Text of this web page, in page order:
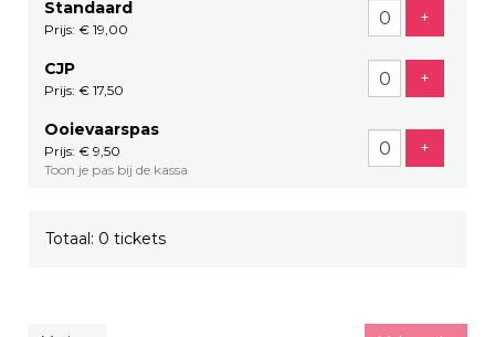
Standaard
Prijs: € 19,00
+
CJP
Prijs: € 17,50
+
Ooievaarspas
Prijs: € 9,50
Toon je pas bij de kassa
+
Totaal: 0 tickets